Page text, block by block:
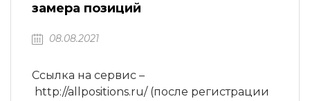
замера позиций
08.08.2021
Ссылка на сервис –
http://allpositions.ru/ (после регистрации